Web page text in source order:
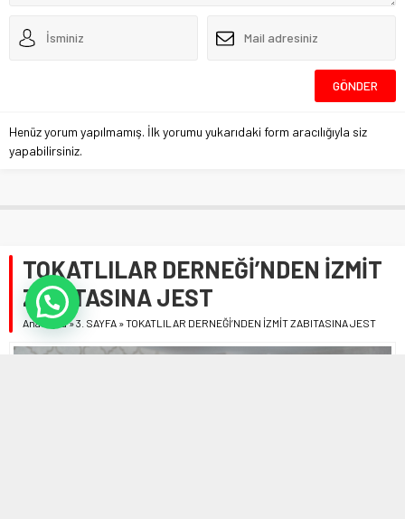
Henüz yorum yapılmamış. İlk yorumu yukarıdaki form aracılığıyla siz
yapabilirsiniz.
TOKATLILAR DERNEĞİ’NDEN İZMİT
ZABITASINA JEST
Anasayfa»3. SAYFA »TOKATLILAR DERNEĞİ’NDEN İZMİT ZABITASINA JEST